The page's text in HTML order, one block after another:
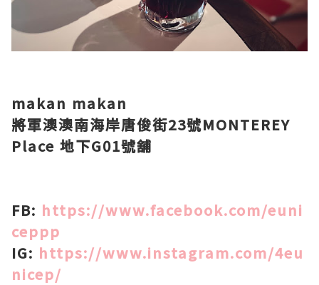
makan makan
將軍澳澳南海岸唐俊街23號MONTEREY
Place 地下G01號舖
FB: https://www.facebook.com/euni
ceppp
IG: https://www.instagram.com/4eu
nicep/